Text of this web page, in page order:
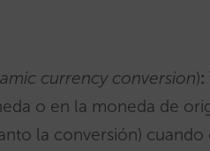
currency conversion):
o en la moneda de
la conversión) cuando